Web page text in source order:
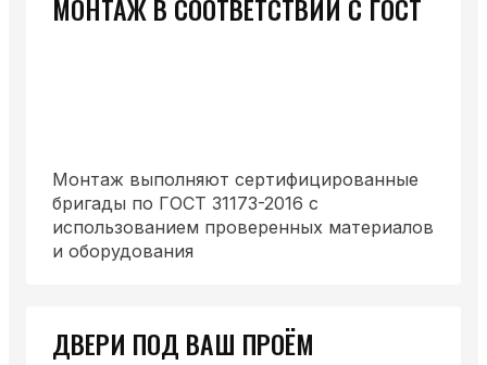
МОНТАЖ В СООТВЕТСТВИИ С ГОСТ
Монтаж выполняют сертифицированные
бригады по ГОСТ 31173-2016 с
использованием проверенных материалов
и оборудования
ДВЕРИ ПОД ВАШ ПРОЁМ